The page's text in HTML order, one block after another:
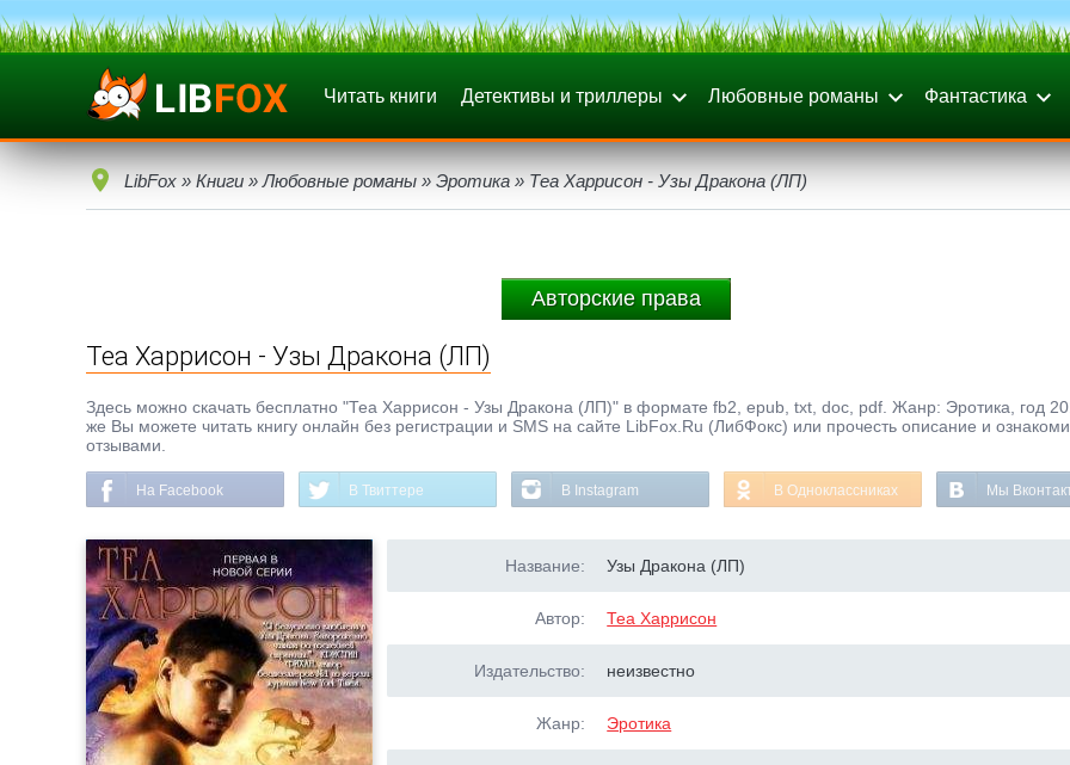
Читать книги Детективы и триллеры Любовные романы Фантастика
LibFox » Книги » Любовные романы » Эротика » Теа Харрисон - Узы Дракона (ЛП)
Авторские права
Теа Харрисон - Узы Дракона (ЛП)
Здесь можно скачать бесплатно "Теа Харрисон - Узы Дракона (ЛП)" в формате fb2, epub, txt, doc, pdf. Жанр: Эротика, год
же Вы можете читать книгу онлайн без регистрации и SMS на сайте LibFox.Ru (ЛибФокс) или прочесть описание и
отзывами.
На Facebook В Твиттере В Instagram В Одноклассниках Мы
Название: Узы Дракона (ЛП)
Автор: Теа Харрисон
Издательство: неизвестно
Жанр: Эротика